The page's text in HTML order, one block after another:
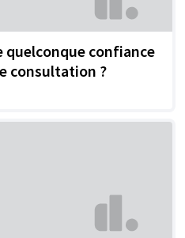
confiance
consultation ?